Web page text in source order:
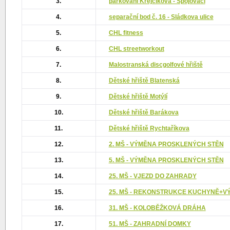
4. separační bod č. 16 - Sládkova ulice
5. CHL fitness
6. CHL streetworkout
7. Malostranská discgolfové hřiště
8. Dětské hřiště Blatenská
9. Dětské hřiště Motýlí
10. Dětské hřiště Barákova
11. Dětské hřiště Rychtaříkova
12. 2. MŠ - VÝMĚNA PROSKLENÝCH STĚN
13. 5. MŠ - VÝMĚNA PROSKLENÝCH STĚN
14. 25. MŠ - VJEZD DO ZAHRADY
15. 25. MŠ - REKONSTRUKCE
16. 31. MŠ - KOLOBĚŽKOVÁ DRÁHA
17. 51. MŠ - ZAHRADNÍ DOMKY